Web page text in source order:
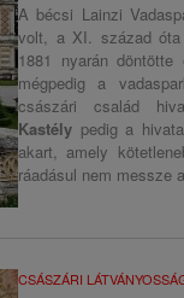
A bécsi Lainzi
volt, a XI. század óta
1881 nyarán
mégpedig a
császári család
Kastély pedig a
akart, amely
ráadásul nem messze
CSÁSZÁRI